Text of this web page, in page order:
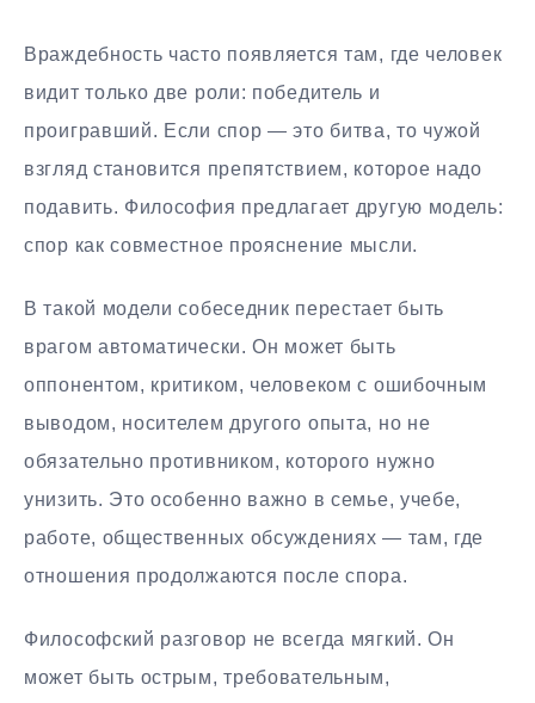
Враждебность часто появляется там, где человек
видит только две роли: победитель и
проигравший. Если спор — это битва, то чужой
взгляд становится препятствием, которое надо
подавить. Философия предлагает другую модель:
спор как совместное прояснение мысли.
В такой модели собеседник перестает быть
врагом автоматически. Он может быть
оппонентом, критиком, человеком с ошибочным
выводом, носителем другого опыта, но не
обязательно противником, которого нужно
унизить. Это особенно важно в семье, учебе,
работе, общественных обсуждениях — там, где
отношения продолжаются после спора.
Философский разговор не всегда мягкий. Он
может быть острым, требовательным,